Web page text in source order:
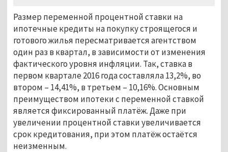
Размер переменной процентной ставки на
ипотечные кредиты на покупку строящегося и
готового жилья пересматривается агентством
один раз в квартал, в зависимости от изменения
фактического уровня инфляции. Так, ставка в
первом квартале 2016 года составляла 13,2%, во
втором – 14,41%, в третьем – 10,16%. Основным
преимуществом ипотеки с переменной ставкой
является фиксированный платёж. Даже при
увеличении процентной ставки увеличивается
срок кредитования, при этом платёж остаётся
неизменным.